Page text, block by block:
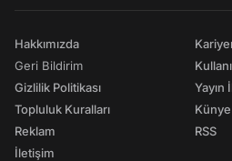
Hakkımızda
Geri Bildirim
Gizlilik Politikası
Topluluk Kuralları
Reklam
İletişim
Yayın
Künye
RSS